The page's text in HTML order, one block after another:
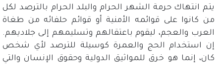
يتم انتهاك حرمة الشهر الحرام والبلد الحرام بالترصد لكل
من كانوا على قوائمه الأمنية أو قوائم حلفائه من طغاة
العرب والعجم، ليقوم باعتقالهم وتسليمهم إلى جلاديهم.
إن استخدام الحج والعمرة كوسيلة للترصد لأي شخص
كان، إنما هو خرق للمواثيق الدولية وحقوق الإنسان والتي